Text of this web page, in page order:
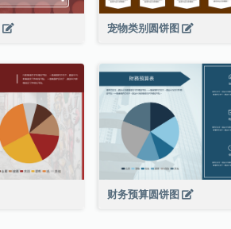
宠物类别圆饼图
财务预算圆饼图